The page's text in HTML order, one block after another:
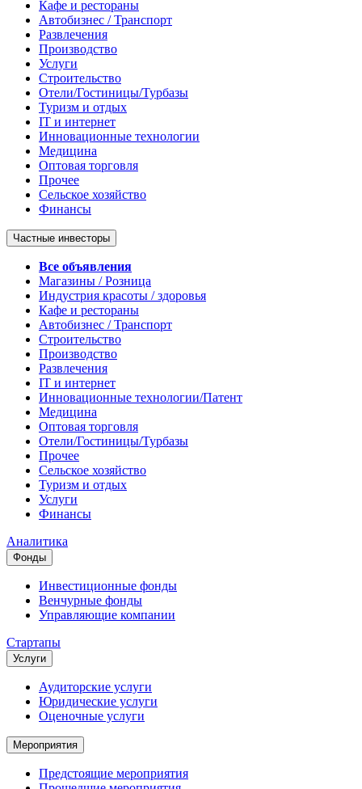
Кафе и рестораны
Автобизнес / Транспорт
Развлечения
Производство
Услуги
Строительство
Отели/Гостиницы/Турбазы
Туризм и отдых
IT и интернет
Инновационные технологии
Медицина
Оптовая торговля
Прочее
Сельское хозяйство
Финансы
Частные инвесторы
Все объявления
Магазины / Розница
Индустрия красоты / здоровья
Кафе и рестораны
Автобизнес / Транспорт
Строительство
Производство
Развлечения
IT и интернет
Инновационные технологии/Патент
Медицина
Оптовая торговля
Отели/Гостиницы/Турбазы
Прочее
Сельское хозяйство
Туризм и отдых
Услуги
Финансы
Аналитика
Фонды
Инвестиционные фонды
Венчурные фонды
Управляющие компании
Стартапы
Услуги
Аудиторские услуги
Юридические услуги
Оценочные услуги
Мероприятия
Предстоящие мероприятия